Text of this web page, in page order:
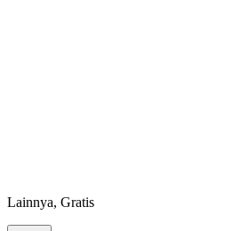
Lainnya, Gratis